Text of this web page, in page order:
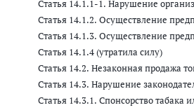
Статья 14.1.1-1. Нарушение
Статья 14.1.2. Осуществление
Статья 14.1.3. Осуществление
Статья 14.1.4 (утратила силу)
Статья 14.2. Незаконная продажа
Статья 14.3. Нарушение
Статья 14.3.1. Спонсорство